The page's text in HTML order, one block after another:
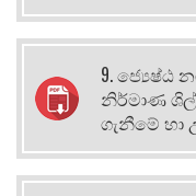
9. ජ්‍යෙෂ්ඨ
නිර්මාණ
ගැනීමේ හා